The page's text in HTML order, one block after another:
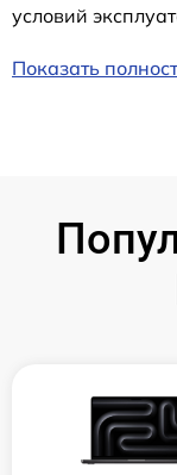
условий
Показать